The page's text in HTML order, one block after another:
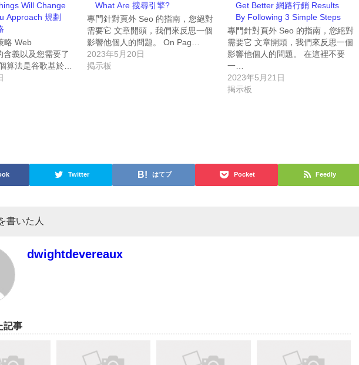
Will Change
Approach 規劃
略 Web
含義以及您需要了
算法是谷歌基於…
What Are 搜尋引擎?
專門針對頁外 Seo 的指南，您絕對
需要它 文章開頭，我們來反思一個
影響他個人的問題。 On Pag…
2023年5月20日
掲示板
Get Better 網路行銷 Results
By Following 3 Simple Steps
專門針對頁外 Seo 的指南，您絕對
需要它 文章開頭，我們來反思一個
影響他個人的問題。 在這裡不要
一…
2023年5月21日
掲示板
Twitter はてブ Pocket Feedly
書いた人
dwightdevereaux
記事